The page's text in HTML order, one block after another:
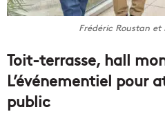
Frédéric Roustan et
Toit-terrasse, hall
L’événementiel pour
public